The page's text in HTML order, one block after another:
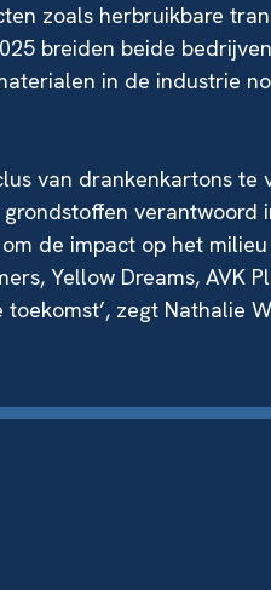
zoals herbruikbare
breiden beide
in de industrie
van drankenkartons te
verantwoord
de impact op het
Yellow Dreams, AVK
zegt Nathalie